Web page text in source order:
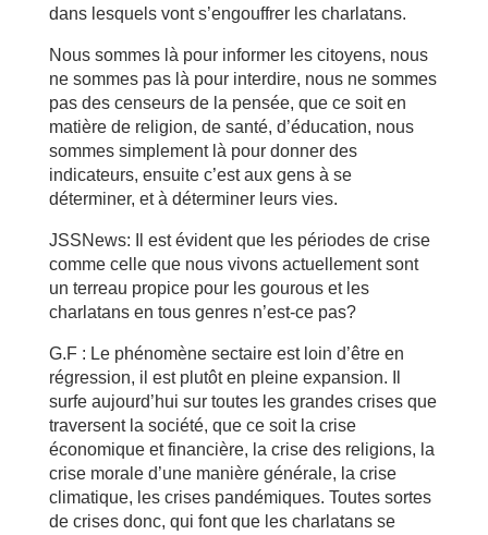
dans lesquels vont s’engouffrer les charlatans.
Nous sommes là pour informer les citoyens, nous
ne sommes pas là pour interdire, nous ne sommes
pas des censeurs de la pensée, que ce soit en
matière de religion, de santé, d’éducation, nous
sommes simplement là pour donner des
indicateurs, ensuite c’est aux gens à se
déterminer, et à déterminer leurs vies.
JSSNews: Il est évident que les périodes de crise
comme celle que nous vivons actuellement sont
un terreau propice pour les gourous et les
charlatans en tous genres n’est-ce pas?
G.F : Le phénomène sectaire est loin d’être en
régression, il est plutôt en pleine expansion. Il
surfe aujourd’hui sur toutes les grandes crises que
traversent la société, que ce soit la crise
économique et financière, la crise des religions, la
crise morale d’une manière générale, la crise
climatique, les crises pandémiques. Toutes sortes
de crises donc, qui font que les charlatans se